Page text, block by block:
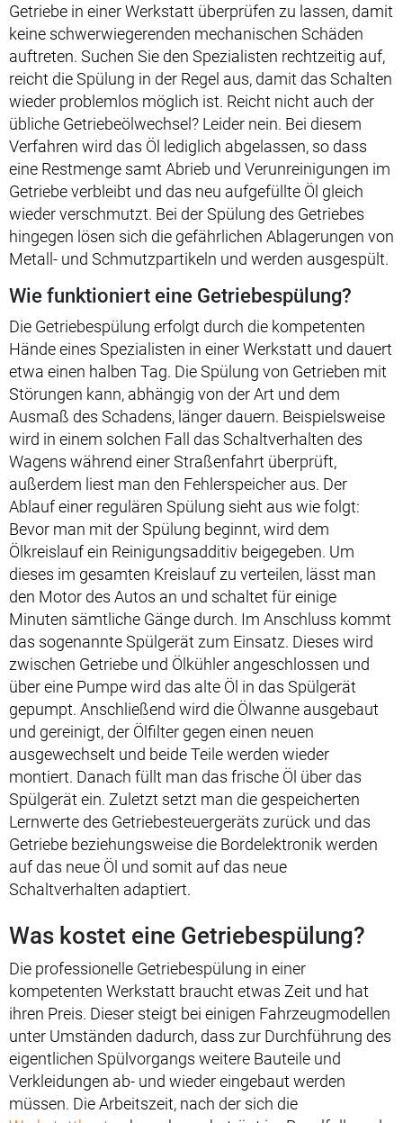
Getriebe in einer Werkstatt überprüfen zu lassen, damit
keine schwerwiegerenden mechanischen Schäden
auftreten. Suchen Sie den Spezialisten rechtzeitig auf,
reicht die Spülung in der Regel aus, damit das Schalten
wieder problemlos möglich ist. Reicht nicht auch der
übliche Getriebeölwechsel? Leider nein. Bei diesem
Verfahren wird das Öl lediglich abgelassen, so dass
eine Restmenge samt Abrieb und Verunreinigungen im
Getriebe verbleibt und das neu aufgefüllte Öl gleich
wieder verschmutzt. Bei der Spülung des Getriebes
hingegen lösen sich die gefährlichen Ablagerungen von
Metall- und Schmutzpartikeln und werden ausgespült.
Wie funktioniert eine Getriebespülung?
Die Getriebespülung erfolgt durch die kompetenten
Hände eines Spezialisten in einer Werkstatt und dauert
etwa einen halben Tag. Die Spülung von Getrieben mit
Störungen kann, abhängig von der Art und dem
Ausmaß des Schadens, länger dauern. Beispielsweise
wird in einem solchen Fall das Schaltverhalten des
Wagens während einer Straßenfahrt überprüft,
außerdem liest man den Fehlerspeicher aus. Der
Ablauf einer regulären Spülung sieht aus wie folgt:
Bevor man mit der Spülung beginnt, wird dem
Ölkreislauf ein Reinigungsadditiv beigegeben. Um
dieses im gesamten Kreislauf zu verteilen, lässt man
den Motor des Autos an und schaltet für einige
Minuten sämtliche Gänge durch. Im Anschluss kommt
das sogenannte Spülgerät zum Einsatz. Dieses wird
zwischen Getriebe und Ölkühler angeschlossen und
über eine Pumpe wird das alte Öl in das Spülgerät
gepumpt. Anschließend wird die Ölwanne ausgebaut
und gereinigt, der Ölfilter gegen einen neuen
ausgewechselt und beide Teile werden wieder
montiert. Danach füllt man das frische Öl über das
Spülgerät ein. Zuletzt setzt man die gespeicherten
Lernwerte des Getriebesteuergeräts zurück und das
Getriebe beziehungsweise die Bordelektronik werden
auf das neue Öl und somit auf das neue
Schaltverhalten adaptiert.
Was kostet eine Getriebespülung?
Die professionelle Getriebespülung in einer
kompetenten Werkstatt braucht etwas Zeit und hat
ihren Preis. Dieser steigt bei einigen Fahrzeugmodellen
unter Umständen dadurch, dass zur Durchführung des
eigentlichen Spülvorgangs weitere Bauteile und
Verkleidungen ab- und wieder eingebaut werden
müssen. Die Arbeitszeit, nach der sich die